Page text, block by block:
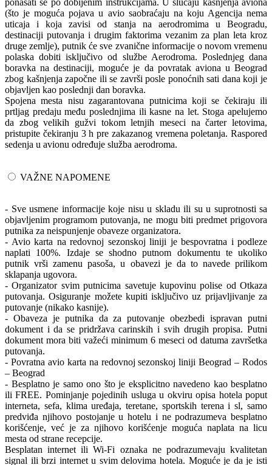
ponašati se po dobijenim instrukcijama. U slučaju kašnjenja aviona
(što je moguća pojava u avio saobraćaju na koju Agencija nema
uticaja i koja zavisi od stanja na aerodromima u Beogradu,
destinaciji putovanja i drugim faktorima vezanim za plan leta kroz
druge zemlje), putnik će sve zvanične informacije o novom vremenu
polaska dobiti isključivo od službe Aerodroma. Poslednjeg dana
boravka na destinaciji, moguće je da povratak aviona u Beograd
zbog kašnjenja započne ili se završi posle ponoćnih sati dana koji je
objavljen kao poslednji dan boravka.
Spojena mesta nisu zagarantovana putnicima koji se čekiraju ili
prtljag predaju među poslednjima ili kasne na let. Stoga apelujemo
da zbog velikih gužvi tokom letnjih meseci na čarter letovima,
pristupite čekiranju 3 h pre zakazanog vremena poletanja. Raspored
sedenja u avionu određuje služba aerodroma.
VAŽNE NAPOMENE
- Sve usmene informacije koje nisu u skladu ili su u suprotnosti sa
objavljenim programom putovanja, ne mogu biti predmet prigovora
putnika za neispunjenje obaveze organizatora.
- Avio karta na redovnoj sezonskoj liniji je bespovratna i podleze
naplati 100%. Izdaje se shodno putnom dokumentu te ukoliko
putnik vrši zamenu pasoša, u obavezi je da to navede prilikom
sklapanja ugovora.
- Organizator svim putnicima savetuje kupovinu polise od Otkaza
putovanja. Osiguranje možete kupiti isključivo uz prijavljivanje za
putovanje (nikako kasnije).
- Obaveza je putnika da za putovanje obezbedi ispravan putni
dokument i da se pridržava carinskih i svih drugih propisa. Putni
dokument mora biti važeći minimum 6 meseci od datuma završetka
putovanja.
- Povratna avio karta na redovnoj sezonskoj liniji Beograd – Rodos
– Beograd
- Besplatno je samo ono što je eksplicitno navedeno kao besplatno
ili FREE. Pominjanje pojedinih usluga u okviru opisa hotela poput
interneta, sefa, klima uređaja, teretane, sportskih terena i sl, samo
predviđa njihovo postojanje u hotelu i ne podrazumeva besplatno
korišćenje, već je za njihovo korišćenje moguća naplata na licu
mesta od strane recepcije.
Besplatan internet ili Wi-Fi oznaka ne podrazumevaju kvalitetan
signal ili brzi internet u svim delovima hotela. Moguće je da je isti